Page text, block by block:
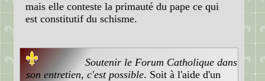
mais elle conteste la primauté du pape ce qui
est constitutif du schisme.
Soutenir le Forum Catholique dans
son entretien, c'est possible. Soit à l'aide d'un